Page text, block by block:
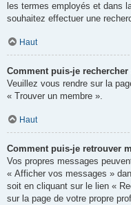
les termes employés et dans
souhaitez effectuer une
Haut
Comment puis-je
Veuillez vous rendre sur la
« Trouver un membre ».
Haut
Comment puis-je retrouver
Vos propres messages
« Afficher vos messages »
soit en cliquant sur le lien «
sur la page de votre propre